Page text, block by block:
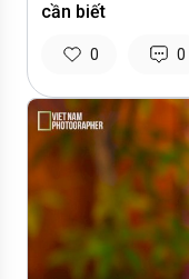
cần biết
0 0